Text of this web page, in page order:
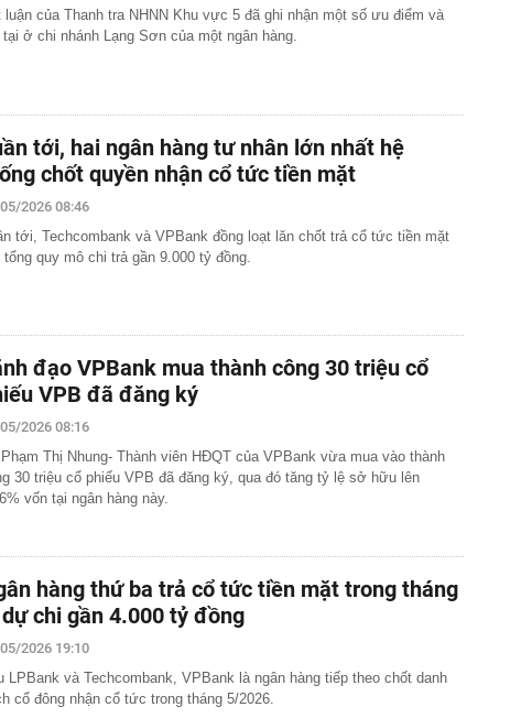
luận của Thanh tra NHNN Khu vực 5 đã ghi nhận một số ưu điểm và
tại ở chi nhánh Lạng Sơn của một ngân hàng.
tới, hai ngân hàng tư nhân lớn nhất hệ
chốt quyền nhận cổ tức tiền mặt
2026 08:46
tới, Techcombank và VPBank đồng loạt lăn chốt trả cổ tức tiền mặt
quy mô chi trả gần 9.000 tỷ đồng.
đạo VPBank mua thành công 30 triệu cổ
VPB đã đăng ký
2026 08:16
Phạm Thị Nhung- Thành viên HĐQT của VPBank vừa mua vào thành
30 triệu cổ phiếu VPB đã đăng ký, qua đó tăng tỷ lệ sở hữu lên
vốn tại ngân hàng này.
hàng thứ ba trả cổ tức tiền mặt trong tháng
chi gần 4.000 tỷ đồng
2026 19:10
LPBank và Techcombank, VPBank là ngân hàng tiếp theo chốt danh
cổ đông nhận cổ tức trong tháng 5/2026.